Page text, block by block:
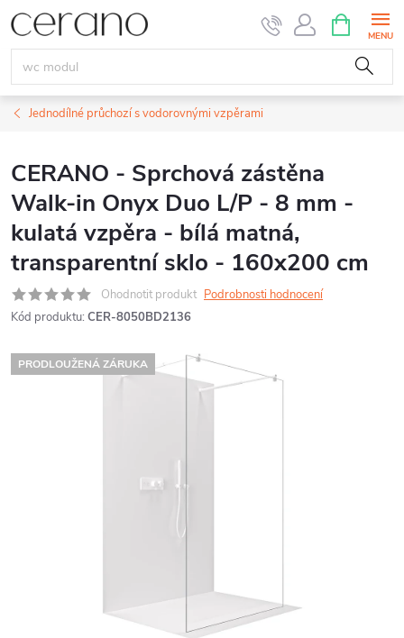
Přejít
na
obsah
NÁKUPNÍ
KOŠÍK
Jednodílné průchozí s vodorovnými vzpěrami
CERANO - Sprchová zástěna
Walk-in Onyx Duo L/P - 8 mm -
kulatá vzpěra - bílá matná,
transparentní sklo - 160x200 cm
Ohodnotit produkt Podrobnosti hodnocení
Kód produktu: CER-8050BD2136
PRODLOUŽENÁ ZÁRUKA